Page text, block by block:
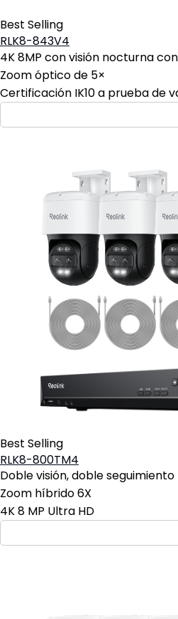
Best Selling
RLK8-843V4
4K 8MP con visión nocturna
Zoom óptico de 5×
Certificación IK10 a prueba de
Best Selling
RLK8-800TM4
Doble visión, doble seguimiento
Zoom híbrido 6X
4K 8 MP Ultra HD